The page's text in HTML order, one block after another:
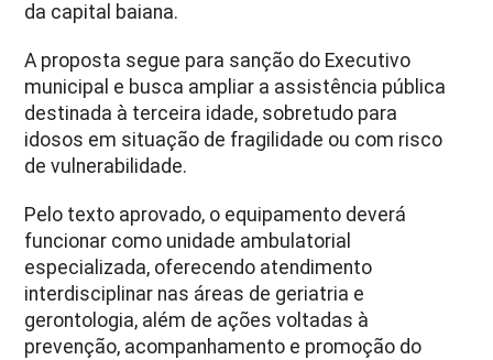
da capital baiana.
A proposta segue para sanção do Executivo
municipal e busca ampliar a assistência pública
destinada à terceira idade, sobretudo para
idosos em situação de fragilidade ou com risco
de vulnerabilidade.
Pelo texto aprovado, o equipamento deverá
funcionar como unidade ambulatorial
especializada, oferecendo atendimento
interdisciplinar nas áreas de geriatria e
gerontologia, além de ações voltadas à
prevenção, acompanhamento e promoção do